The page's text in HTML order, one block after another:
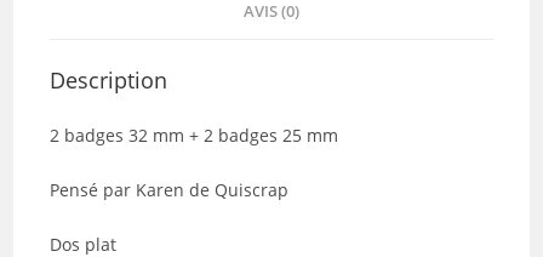
AVIS (0)
Description
2 badges 32 mm + 2 badges 25 mm
Pensé par Karen de Quiscrap
Dos plat